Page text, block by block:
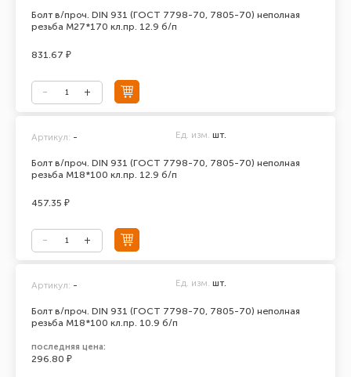
Болт в/проч. DIN 931 (ГОСТ 7798-70, 7805-70) неполная
резьба М27*170 кл.пр. 12.9 б/п
831.67 ₽
Болт в/проч. DIN 931 (ГОСТ 7798-70, 7805-70) неполная
резьба М18*100 кл.пр. 12.9 б/п
Артикул: - Ед. изм. шт.
457.35 ₽
Болт в/проч. DIN 931 (ГОСТ 7798-70, 7805-70) неполная
резьба М18*100 кл.пр. 10.9 б/п
Артикул: - Ед. изм. шт.
последняя цена:
296.80 ₽